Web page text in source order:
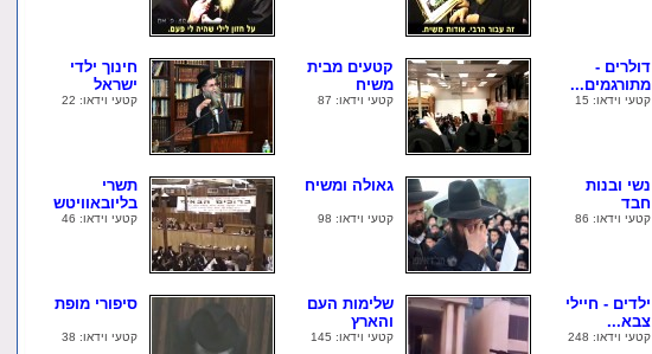
דולרים -
מתורגמים...
קטעי וידאו: 15
קטעים מבית
משיח
קטעי וידאו: 87
חינוך ילדי
ישראל
קטעי וידאו: 22
נשי ובנות
חבד
קטעי וידאו: 86
גאולה ומשיח
קטעי וידאו: 98
תשרי
בליובאוויטש
קטעי וידאו: 46
ילדים - חיילי
צבא...
קטעי וידאו: 248
שלימות העם
והארץ
קטעי וידאו: 145
סיפורי מופת
קטעי וידאו: 38